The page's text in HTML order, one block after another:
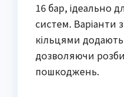
16 бар, ідеально
систем. Варіанти
кільцями додають
дозволяючи
пошкоджень.